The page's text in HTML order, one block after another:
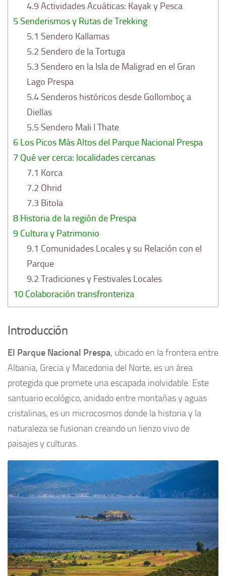
4.9Actividades Acuáticas: Kayak y Pesca
5 Senderismos y Rutas de Trekking
5.1 Sendero Kallamas
5.2 Sendero de la Tortuga
5.3 Sendero en la Isla de Maligrad en el Gran
Lago Prespa
5.4 Senderos históricos desde Gollomboç a
Diellas
5.5 Sendero Mali I Thate
6 Los Picos Más Altos del Parque Nacional Prespa
7 Qué ver cerca: localidades cercanas
7.1 Korca
7.2 Ohrid
7.3 Bitola
8 Historia de la región de Prespa
9 Cultura y Patrimonio
9.1 Comunidades Locales y su Relación con el
Parque
9.2 Tradiciones y Festivales Locales
10 Colaboración transfronteriza
Introducción
El Parque Nacional Prespa, ubicado en la frontera entre
Albania, Grecia y Macedonia del Norte, es un área
protegida que promete una escapada inolvidable. Este
santuario ecológico, anidado entre montañas y aguas
cristalinas, es un microcosmos donde la historia y la
naturaleza se fusionan creando un lienzo vivo de
paisajes y culturas.